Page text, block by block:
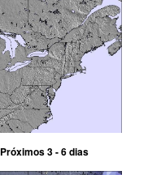
Próximos 3 - 6 dias